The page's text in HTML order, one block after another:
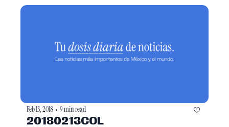
Feb 13, 2018 • 9 min read
20180213COL